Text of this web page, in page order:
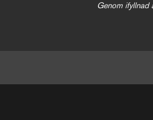
Genom ifyllnad